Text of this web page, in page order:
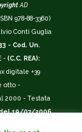
AD
978-88-3360)
Conti Guglia
- Cod. Un.
- (C.C. REA):
digitale +39
otto -
2000 - Testata
19/07/2006